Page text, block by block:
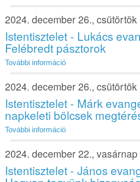
2024. december 26., csütörtök
Istentisztelet - Lukács
Felébredt pásztorok
További információ
2024. december 26., csütörtök
Istentisztelet - Márk
napkeleti bölcsek
További információ
2024. december 22., vasárnap
Istentisztelet - János